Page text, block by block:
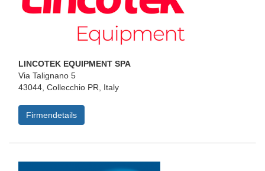
LINCOTEK EQUIPMENT SPA
Via Talignano 5
43044, Collecchio PR, Italy
Firmendetails